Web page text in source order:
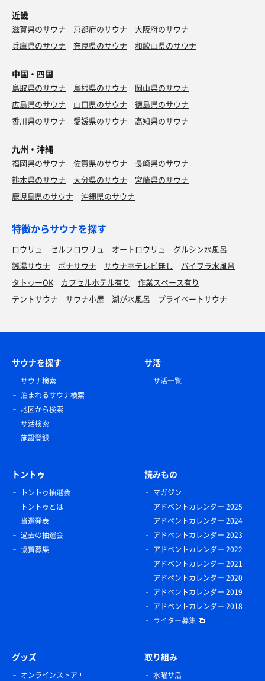
近畿
滋賀県のサウナ 京都府のサウナ
大阪府のサウナ
兵庫県のサウナ
奈良県のサウナ 和歌山県のサウナ
中国・四国
鳥取県のサウナ 島根県のサウナ
岡山県のサウナ
広島県のサウナ
山口県のサウナ
徳島県のサウナ
香川県のサウナ
愛媛県のサウナ 高知県のサウナ
九州・沖縄
福岡県のサウナ 佐賀県のサウナ
長崎県のサウナ
熊本県のサウナ
大分県のサウナ
宮崎県のサウナ
鹿児島県のサウナ
沖縄県のサウナ
特徴からサウナを探す
ロウリュ セルフロウリュ オートロウリュ
グルシン水風呂
銭湯サウナ
ボナサウナ サウナ室テレビ無し
バイブラ水風呂
タトゥーOK
カプセルホテル有り
作業スペース有り
テントサウナ
サウナ小屋 湖が水風呂 プライベートサウナ
サウナを探す
サウナ検索
泊まれるサウナ検索
地図から検索
サ活検索
施設登録
サ活
サ活一覧
トントゥ
トントゥ抽選会
トントゥとは
当選発表
過去の抽選会
協賛募集
読みもの
マガジン
アドベントカレンダー 2025
アドベントカレンダー 2024
アドベントカレンダー 2023
アドベントカレンダー 2022
アドベントカレンダー 2021
アドベントカレンダー 2020
アドベントカレンダー 2019
アドベントカレンダー 2018
ライター募集
グッズ
オンラインストア
取り組み
水曜サ活